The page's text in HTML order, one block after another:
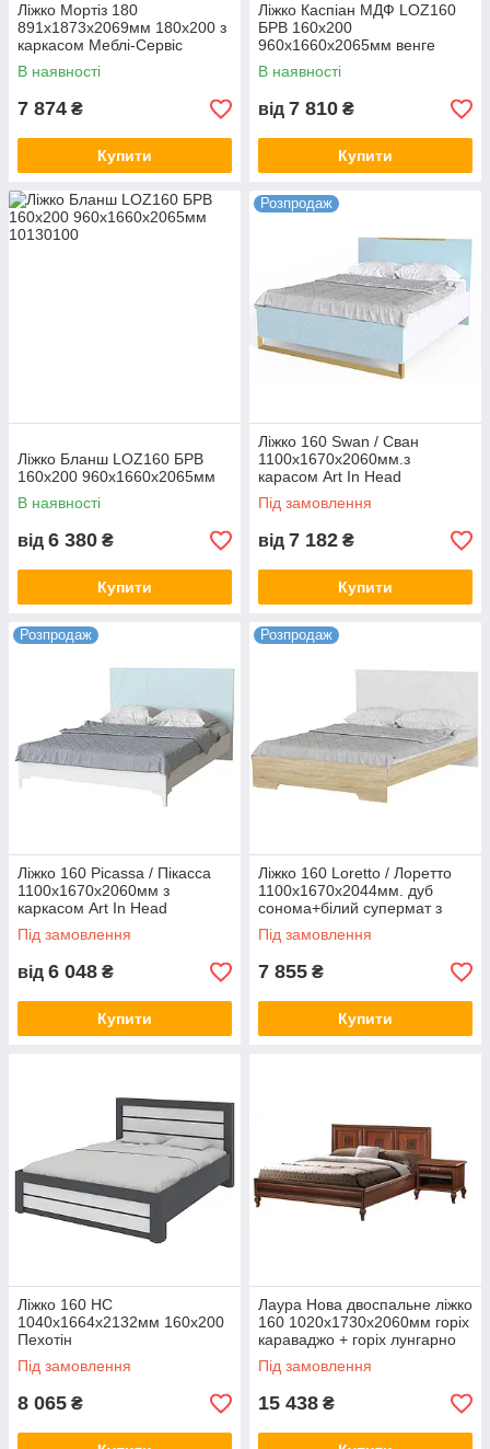
Ліжко Мортіз 180
891х1873х2069мм 180х200 з
каркасом Меблі-Сервіс
В наявності
7 874 ₴
Купити
Ліжко Каспіан МДФ LOZ160
БРВ 160х200
960х1660х2065мм венге
магія/білий сніг
В наявності
від 7 810 ₴
Купити
Ліжко Бланш LOZ160 БРВ
160х200 960х1660х2065мм
В наявності
від 6 380 ₴
Купити
Розпродаж
Ліжко 160 Swan / Сван
1100x1670x2060мм.з
карасом Art In Head
Під замовлення
від 7 182 ₴
Купити
Розпродаж
Ліжко 160 Picassa / Пікасса
1100x1670x2060мм з
каркасом Art In Head
Під замовлення
від 6 048 ₴
Купити
Розпродаж
Ліжко 160 Loretto / Лоретто
1100x1670x2044мм. дуб
сонома+білий супермат з
каркасом Art In Head
Під замовлення
7 855 ₴
Купити
Ліжко 160 НС
1040х1664х2132мм 160х200
Пехотін
Під замовлення
8 065 ₴
Лаура Нова двоспальне ліжко
160 1020х1730х2060мм горіх
караваджо + горіх лунгарно
Скай
Під замовлення
15 438 ₴